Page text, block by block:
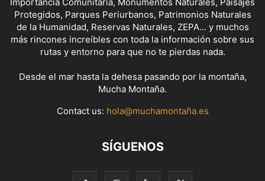
Protegidos, Parques Periurbanos, Patrimonios Naturales
de la Humanidad, Reservas Naturales, ZEPA... y muchos
más rincones increíbles con toda la información sobre sus
rutas y entorno para que no te pierdas nada.
Desde el mar hasta la dehesa pasando por la montaña,
Mucha Montaña.
Contact us: hola@muchamontaña.es
SÍGUENOS